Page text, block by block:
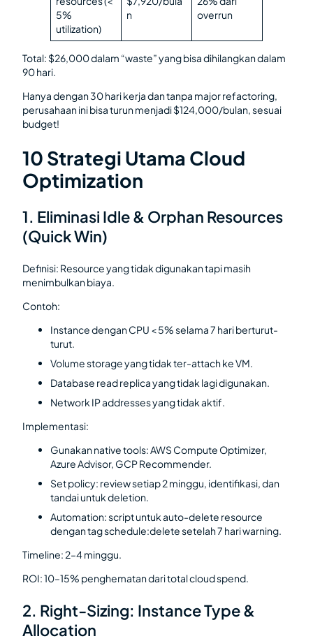
5%
utilization)
n
overrun
Total: $26,000 dalam “waste” yang bisa dihilangkan dalam
90 hari.
Hanya dengan 30 hari kerja dan tanpa major refactoring,
perusahaan ini bisa turun menjadi $124,000/bulan, sesuai
budget!
10 Strategi Utama Cloud
Optimization
1. Eliminasi Idle & Orphan Resources
(Quick Win)
Definisi: Resource yang tidak digunakan tapi masih
menimbulkan biaya.
Contoh:
Instance dengan CPU < 5% selama 7 hari berturut-
turut.
Volume storage yang tidak ter-attach ke VM.
Database read replica yang tidak lagi digunakan.
Network IP addresses yang tidak aktif.
Implementasi:
Gunakan native tools: AWS Compute Optimizer,
Azure Advisor, GCP Recommender.
Set policy: review setiap 2 minggu, identifikasi, dan
tandai untuk deletion.
Automation: script untuk auto-delete resource
dengan tag schedule:delete setelah 7 hari warning.
Timeline: 2–4 minggu.
ROI: 10–15% penghematan dari total cloud spend.
2. Right-Sizing: Instance Type &
Allocation